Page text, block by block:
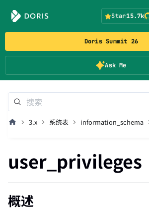
Doris Summit 26
Ask Me
Star15.7k
3.x 系统表 information_schema
user_privileges
概述